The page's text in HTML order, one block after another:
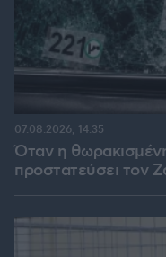
Όταν η
προστατεύσει τον
07.08.2026, 14:35